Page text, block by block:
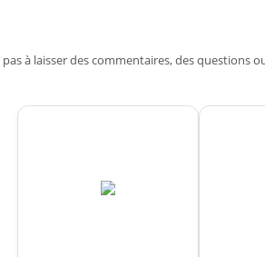
pas à laisser des commentaires, des questions